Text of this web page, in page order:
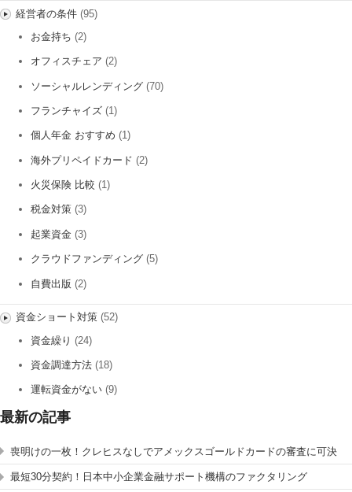
経営者の条件(95)
お金持ち (2)
オフィスチェア (2)
ソーシャルレンディング (70)
フランチャイズ (1)
個人年金 おすすめ (1)
海外プリペイドカード (2)
火災保険 比較 (1)
税金対策 (3)
起業資金 (3)
クラウドファンディング (5)
自費出版 (2)
資金ショート対策(52)
資金繰り (24)
資金調達方法 (18)
運転資金がない (9)
最新の記事
喪明けの一枚！クレヒスなしでアメックスゴールドカードの審査に可決
最短30分契約！日本中小企業金融サポート機構のファクタリング